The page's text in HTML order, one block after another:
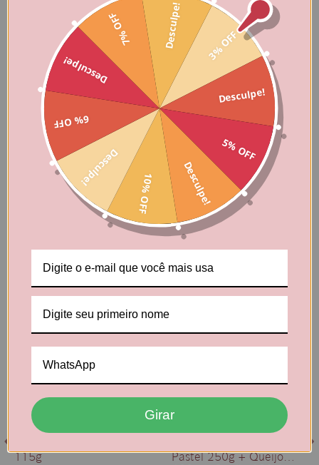
Produtos relacionados
Biscoito Sequilho Pastel
115g
Kit Os Queridinhos – 4
Pastel 250g + Queijo
3% OFF
Desculpe!
5% OFF
Desculpe!
10% OFF
Desculpe!
6% OFF
Desculpe!
7% OFF Desculpe!
Girar